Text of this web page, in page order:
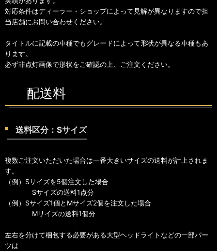
対応条件はディーラー・ショップによって見解が異なりますので担
当店舗にお問い合わせください。
タイトルに記載の車種でもグレードによって形状が異なる車種もあ
ります。
必ず非点灯画像で形状をご確認の上、ご注文ください。
配送料
送料区分：Sサイズ
複数ご注文いただいた場合は一番大きいサイズの送料が計上されま
す。
（例）Sサイズを5個注文した場合
Sサイズの送料1点分
（例）Sサイズ1個とMサイズ2個を注文した場合
Mサイズの送料1個分
左右を分けて梱包する必要がある大型ヘッドライトなどの一部パー
ツは